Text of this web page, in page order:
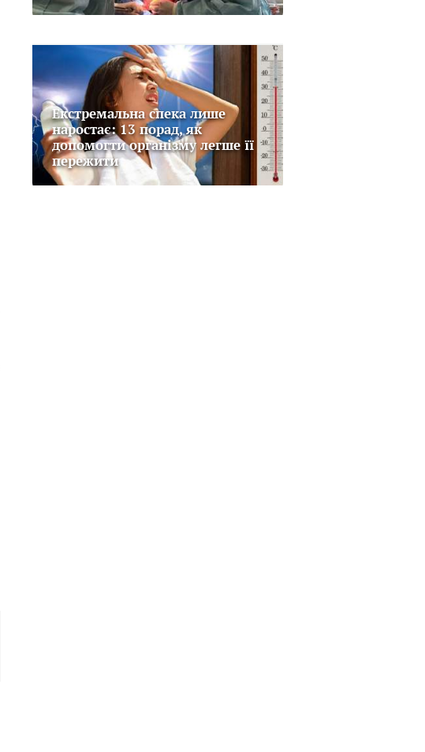
Екстремальна спека лише
наростає: 13 порад, як
допомогти організму легше її
пережити